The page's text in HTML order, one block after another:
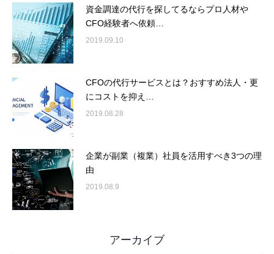
資金調達の代行を探してるならプロ人材や
CFO経験者へ依頼…
2019.09.10
CFOの代行サービスとは？おすすめ法人・更
にコストを抑え…
2019.08.28
企業が副業（複業）社員を活用すべき3つの理
由
2019.08.9
アーカイブ